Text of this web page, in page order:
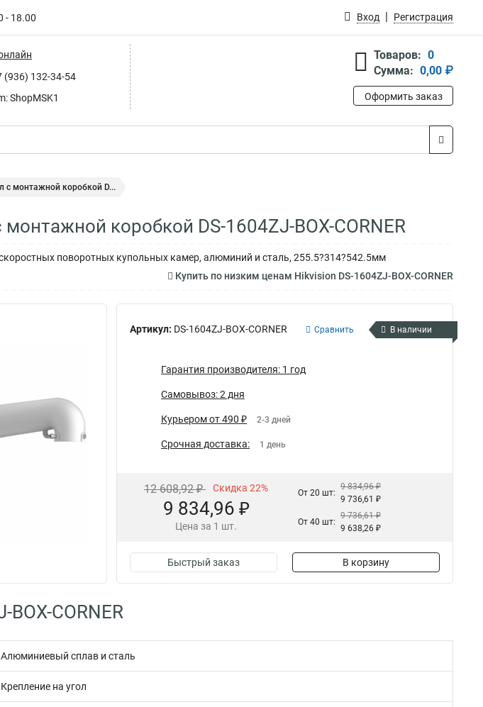
- 18.00 Вход Регистрация
(936) 132-34-54
ShopMSK1
Товаров: 0
Сумма: 0,00 ₽
Оформить заказ
с монтажной коробкой D...
коробкой DS-1604ZJ-BOX-CORNER
поворотных купольных камер, алюминий и сталь, 255.5?314?542.5мм
Купить по низким ценам Hikvision DS-1604ZJ-BOX-CORNER
Артикул: DS-1604ZJ-BOX-CORNER Сравнить В наличии
Гарантия производителя: 1 год
Самовывоз: 2 дня
Курьером от 490 ₽ 2-3 дней
Срочная доставка: 1 день
12 608,92 ₽ Скидка 22%
9 834,96 ₽
Цена за 1 шт.
От 20 шт:
9 834,96 ₽
9 736,61 ₽
От 40 шт:
9 736,61 ₽
9 638,26 ₽
Быстрый заказ В корзину
CORNER
Алюминиевый сплав и сталь
Крепление на угол